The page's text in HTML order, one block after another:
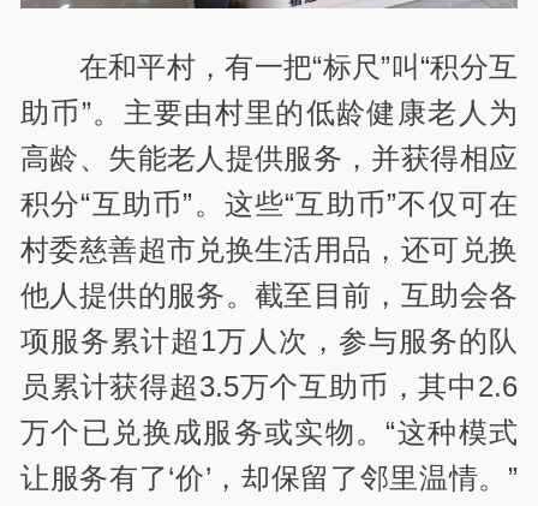
在和平村，有一把“标尺”叫“积分互
助币”。主要由村里的低龄健康老人为
高龄、失能老人提供服务，并获得相应
积分“互助币”。这些“互助币”不仅可在
村委慈善超市兑换生活用品，还可兑换
他人提供的服务。截至目前，互助会各
项服务累计超1万人次，参与服务的队
员累计获得超3.5万个互助币，其中2.6
万个已兑换成服务或实物。“这种模式
让服务有了‘价’，却保留了邻里温情。”